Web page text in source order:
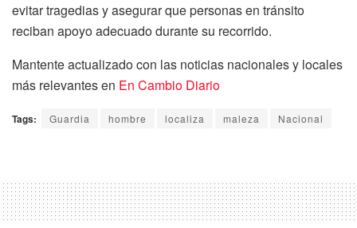
evitar tragedias y asegurar que personas en tránsito
reciban apoyo adecuado durante su recorrido.
Mantente actualizado con las noticias nacionales y locales
más relevantes en En Cambio Diario
Tags: Guardia hombre localiza maleza Nacional